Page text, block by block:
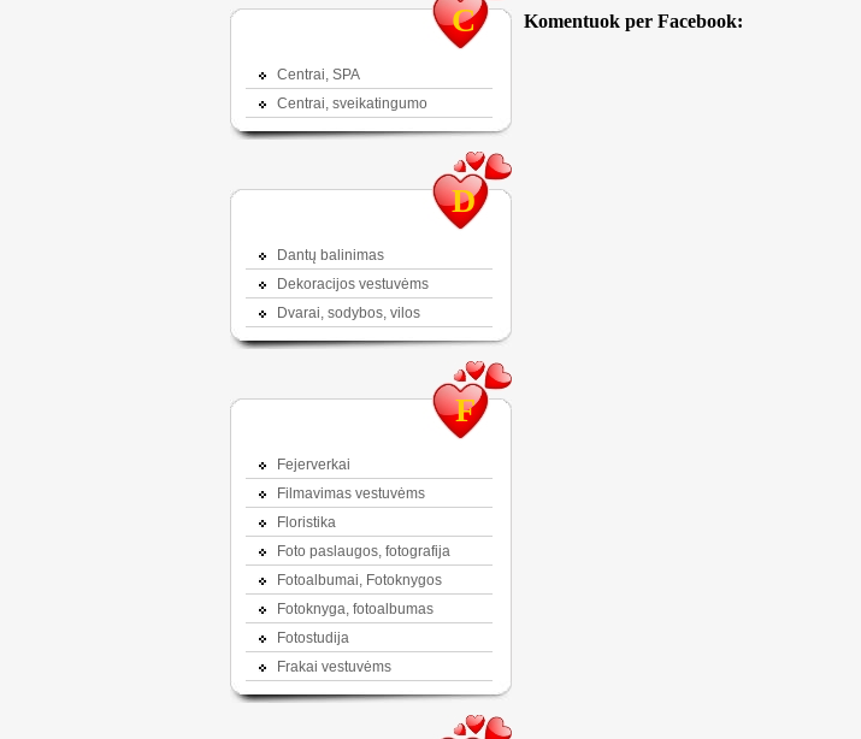
C
Centrai, SPA
Centrai, sveikatingumo
D
Dantų balinimas
Dekoracijos vestuvėms
Dvarai, sodybos, vilos
F
Fejerverkai
Filmavimas vestuvėms
Floristika
Foto paslaugos, fotografija
Fotoalbumai, Fotoknygos
Fotoknyga, fotoalbumas
Fotostudija
Frakai vestuvėms
Komentuok per Facebook: